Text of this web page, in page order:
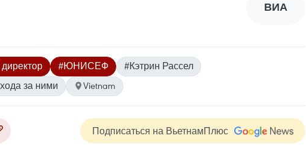
ВИА
#ЮНИСЕФ
#Кэтрин Рассел
за ними
Vietnam
Подписаться на ВьетнамПлюс